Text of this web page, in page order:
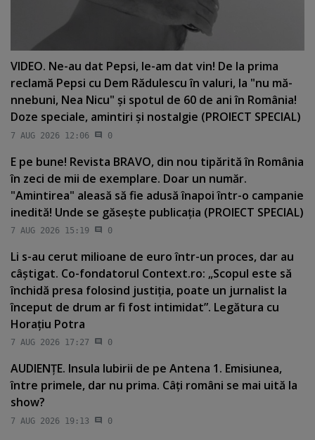
VIDEO. Ne-au dat Pepsi, le-am dat vin! De la prima
reclamă Pepsi cu Dem Rădulescu în valuri, la "nu mă-
nnebuni, Nea Nicu" şi spotul de 60 de ani în România!
Doze speciale, amintiri şi nostalgie (PROIECT SPECIAL)
7 AUG 2026 12:06 0
E pe bune! Revista BRAVO, din nou tipărită în România
în zeci de mii de exemplare. Doar un număr.
"Amintirea" aleasă să fie adusă înapoi într-o campanie
inedită! Unde se găseşte publicaţia (PROIECT SPECIAL)
7 AUG 2026 15:19 0
Li s-au cerut milioane de euro într-un proces, dar au
câştigat. Co-fondatorul Context.ro: „Scopul este să
închidă presa folosind justiţia, poate un jurnalist la
început de drum ar fi fost intimidat”. Legătura cu
Horaţiu Potra
7 AUG 2026 17:27 0
AUDIENŢE. Insula Iubirii de pe Antena 1. Emisiunea,
între primele, dar nu prima. Câţi români se mai uită la
show?
7 AUG 2026 19:13 0